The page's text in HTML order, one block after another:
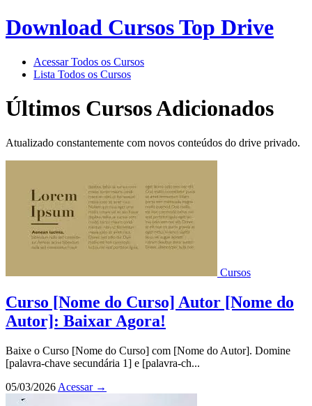
Download Cursos Top Drive
Acessar Todos os Cursos
Lista Todos os Cursos
Últimos Cursos Adicionados
Atualizado constantemente com novos conteúdos do drive privado.
Cursos
Curso [Nome do Curso] Autor [Nome do
Autor]: Baixar Agora!
Baixe o Curso [Nome do Curso] com [Nome do Autor]. Domine
[palavra-chave secundária 1] e [palavra-ch...
05/03/2026 Acessar →